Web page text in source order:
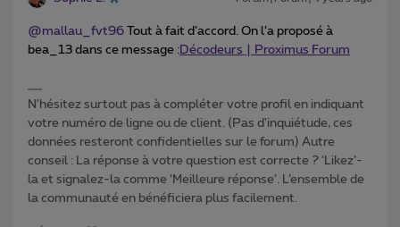
@mallau_fvt96 Tout à fait d’accord. On l’a proposé à
bea_13 dans ce message :Décodeurs | Proximus Forum
N'hésitez surtout pas à compléter votre profil en indiquant
votre numéro de ligne ou de client. (Pas d'inquiétude, ces
données resteront confidentielles sur le forum) Autre
conseil : La réponse à votre question est correcte ? ‘Likez’-
la et signalez-la comme ‘Meilleure réponse’. L’ensemble de
la communauté en bénéficiera plus facilement.